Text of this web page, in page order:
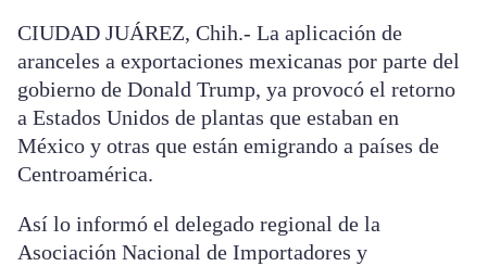
CIUDAD JUÁREZ, Chih.- La aplicación de
aranceles a exportaciones mexicanas por parte del
gobierno de Donald Trump, ya provocó el retorno
a Estados Unidos de plantas que estaban en
México y otras que están emigrando a países de
Centroamérica.
Así lo informó el delegado regional de la
Asociación Nacional de Importadores y